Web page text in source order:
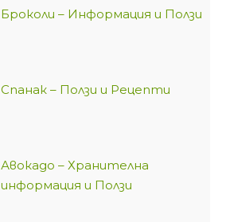
Броколи – Информация и Ползи
Спанак – Ползи и Рецепти
Авокадо – Хранителна
информация и Ползи